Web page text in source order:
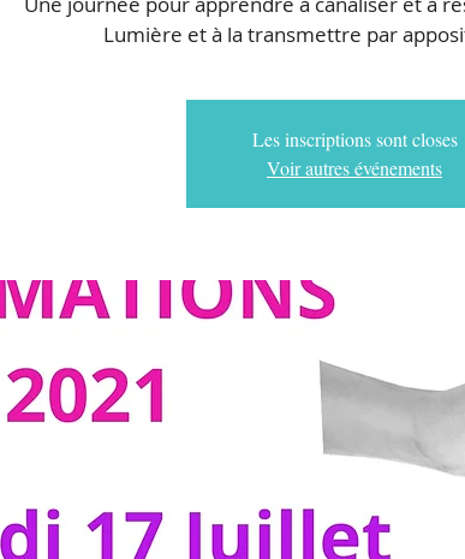
Lumière et à la transmettre par
Les inscriptions sont closes
Voir autres événements